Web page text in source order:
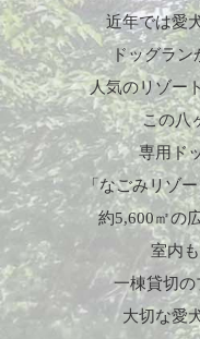
近年では愛
ドッグラン
人気のリゾー
この八
専用ド
「なごみリゾ
約5,600㎡の
室内
一棟貸切
大切な愛